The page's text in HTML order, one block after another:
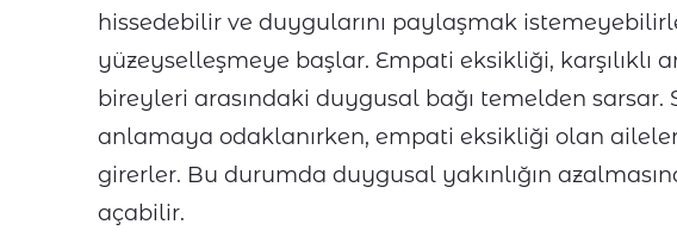
hissedebilir ve duygularını paylaşmak
yüzeyselleşmeye başlar. Empati eksikliği, karşılıklı
bireyleri arasındaki duygusal bağı temelden sarsar.
anlamaya odaklanırken, empati eksikliği olan
girerler. Bu durumda duygusal yakınlığın
açabilir.